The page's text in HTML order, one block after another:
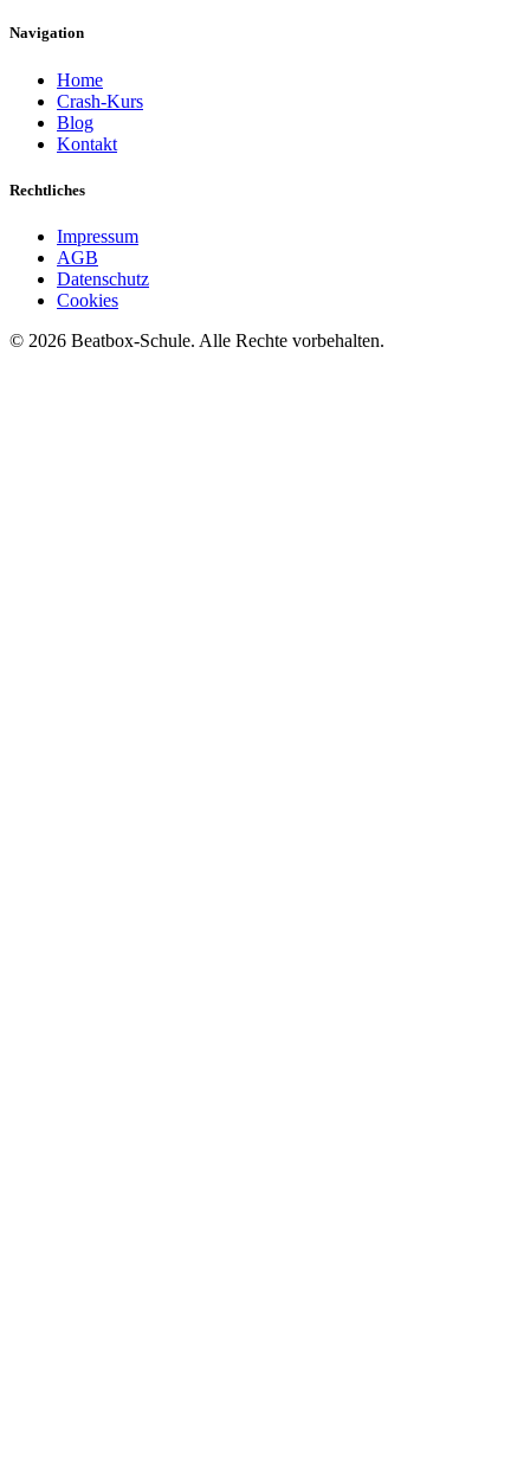
Navigation
Home
Crash-Kurs
Blog
Kontakt
Rechtliches
Impressum
AGB
Datenschutz
Cookies
© 2026 Beatbox-Schule. Alle Rechte vorbehalten.